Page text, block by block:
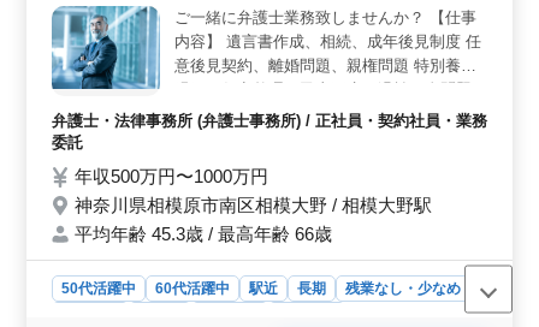
応えられます。 ＜充実したサポート体制＞ 経験が
浅い分野でも、充実したサポートが用意されています。
チーム全体での情報共有や研修制度を通じて、スキルの
向上を図りながら、個々の成長を支援する環境が整って
います。
ご一緒に弁護士業務致しませんか？ 【仕事
内容】 遺言書作成、相続、成年後見制度 任
意後見契約、離婚問題、親権問題 特別養子
等 【ポイント】 週休2日制 駅チカ ベテラン
ます！
弁護士・法律事務所 (弁護士事務所) / 正社員・契約社員・業務
委託
年収500万円〜1000万円
神奈川県相模原市南区相模大野 / 相模大野駅
平均年齢 45.3歳 / 最高年齢 66歳
50代活躍中 60代活躍中 駅近 長期
残業なし・少なめ